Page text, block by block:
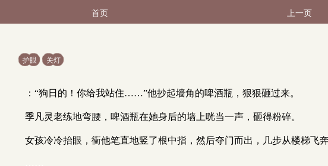
首页 上一页
护眼 关灯
：“狗日的！你给我站住……”他抄起墙角的啤酒瓶，狠狠砸过来。
季凡灵老练地弯腰，啤酒瓶在她身后的墙上咣当一声，砸得粉碎。
女孩冷冷抬眼，衝他笔直地竖了根中指，然后夺门而出，几步从楼梯飞
……